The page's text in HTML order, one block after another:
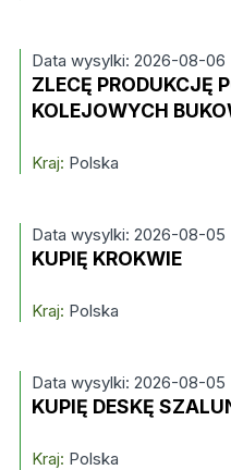
Data wysylki: 2026-08-06
ZLECĘ PRODUKCJĘ
KOLEJOWYCH
Kraj: Polska
Data wysylki: 2026-08-05
KUPIĘ KROKWIE
Kraj: Polska
Data wysylki: 2026-08-05
KUPIĘ DESKĘ
Kraj: Polska